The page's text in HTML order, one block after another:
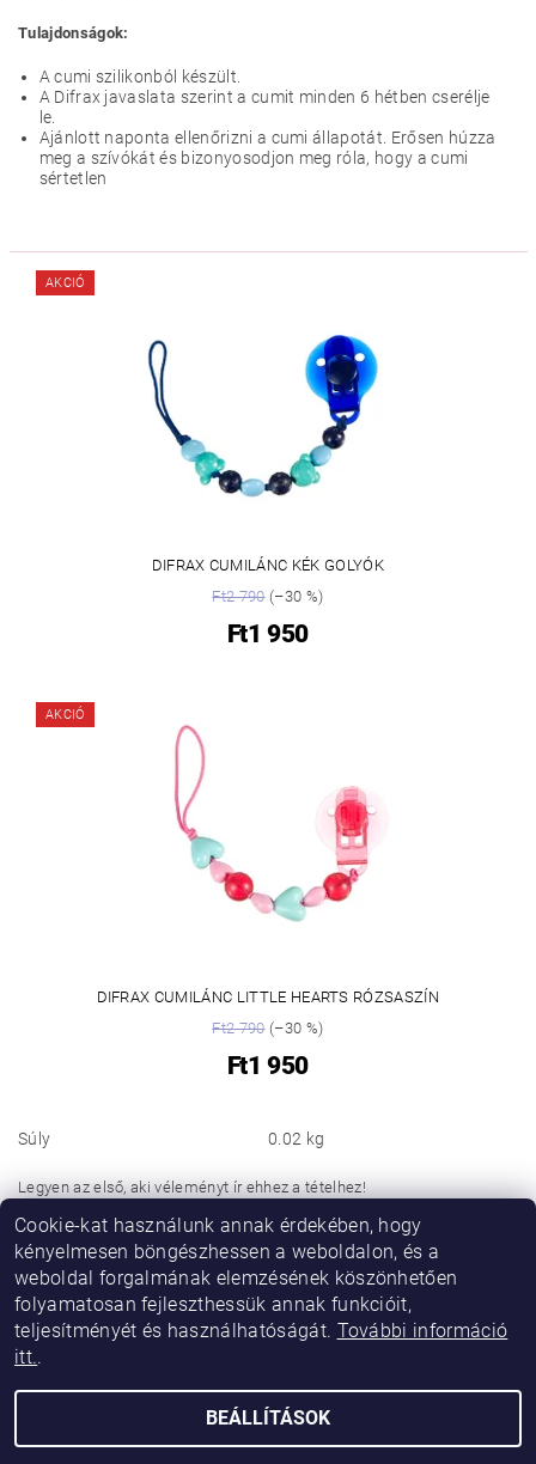
Tulajdonságok:
A cumi szilikonból készült.
A Difrax javaslata szerint a cumit minden 6 hétben cserélje
le.
Ajánlott naponta ellenőrizni a cumi állapotát. Erősen húzza
meg a szívókát és bizonyosodjon meg róla, hogy a cumi
sértetlen
AKCIÓ
DIFRAX CUMILÁNC KÉK GOLYÓK
Ft2 790(–30 %)
Ft1 950
AKCIÓ
DIFRAX CUMILÁNC LITTLE HEARTS RÓZSASZÍN
Ft2 790(–30 %)
Ft1 950
Súly 0.02 kg
Legyen az első, aki véleményt ír ehhez a tételhez!
Hozzászólás hozzáadása
2026 © Vikibaby, minden jog fenntartva.
Cookie-kat használunk annak érdekében, hogy
kényelmesen böngészhessen a weboldalon, és a
weboldal forgalmának elemzésének köszönhetően
folyamatosan fejleszthessük annak funkcióit,
teljesítményét és használhatóságát. További információ
itt..
BEÁLLÍTÁSOK